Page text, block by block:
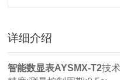
详细介绍
智能数显表AYSMX-T2技